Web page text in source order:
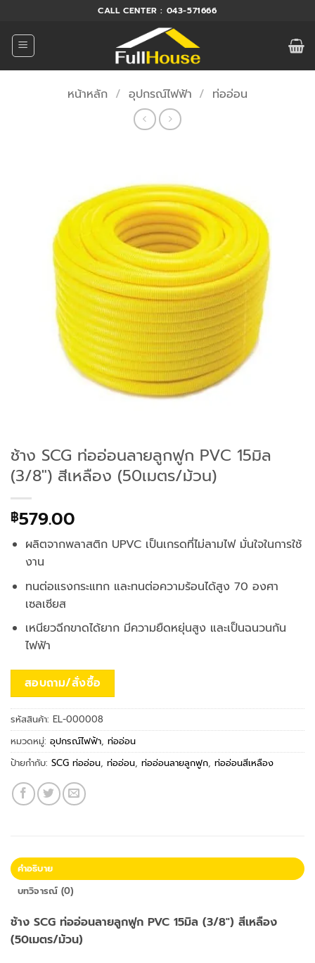
ยัง
เนื้อหา
CALL CENTER : 043-571666
หน้าหลัก / อุปกรณ์ไฟฟ้า / ท่ออ่อน
ช้าง SCG ท่ออ่อนลายลูกฟูก PVC 15มิล
(3/8″) สีเหลือง (50เมตร/ม้วน)
฿579.00
ผลิตจากพลาสติก UPVC เป็นเกรดที่ไม่ลามไฟ มั่นใจในการใช้
งาน
ทนต่อแรงกระแทก และทนต่อความร้อนได้สูง 70 องศา
เซลเซียส
เหนียวฉีกขาดได้ยาก มีความยืดหยุ่นสูง และเป็นฉนวนกัน
ไฟฟ้า
สอบถาม/สั่งซื้อ
รหัสสินค้า: EL-000008
หมวดหมู่: อุปกรณ์ไฟฟ้า, ท่ออ่อน
ป้ายกำกับ: SCG ท่ออ่อน, ท่ออ่อน, ท่ออ่อนลายลูกฟูก, ท่ออ่อนสีเหลือง
คำอธิบาย
บทวิจารณ์ (0)
ช้าง SCG ท่ออ่อนลายลูกฟูก PVC 15มิล (3/8″) สีเหลือง
(50เมตร/ม้วน)